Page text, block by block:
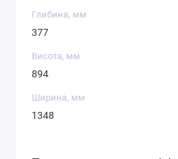
Глибина, мм
377
Висота, мм
894
Ширина, мм
1348